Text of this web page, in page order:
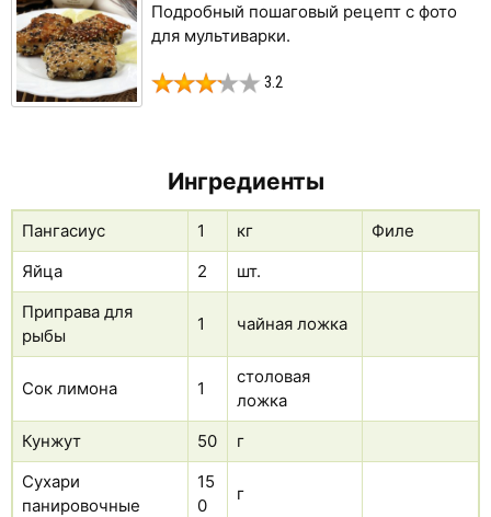
Подробный пошаговый рецепт с фото
для мультиварки.
3.2
Ингредиенты
Пангасиус 1 кг
Филе
Яйца
2
шт.
Приправа для
рыбы
1 чайная ложка
Сок лимона 1
столовая
ложка
Кунжут
50
г
Сухари
панировочные
15
0
г